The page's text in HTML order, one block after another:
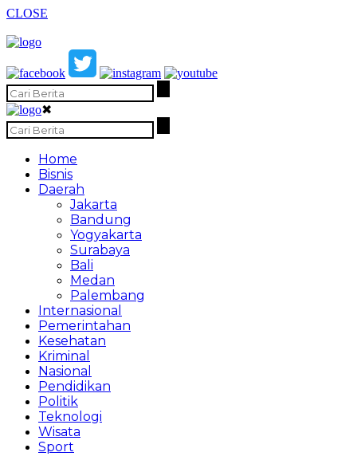
CLOSE
✖
Home
Bisnis
Daerah
Jakarta
Bandung
Yogyakarta
Surabaya
Bali
Medan
Palembang
Internasional
Pemerintahan
Kesehatan
Kriminal
Nasional
Pendidikan
Politik
Teknologi
Wisata
Sport